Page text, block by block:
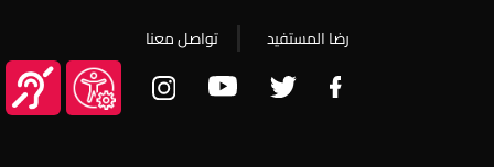
رضا المستفيد تواصل معنا